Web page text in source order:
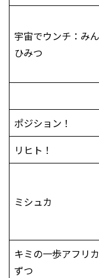
宇宙でウンチ：み
ひみつ
ポジション！
リヒト！
ミシュカ
キミの一歩アフリ
ずつ